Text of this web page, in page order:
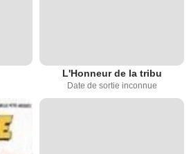
L'Honneur de la tribu
Date de sortie inconnue